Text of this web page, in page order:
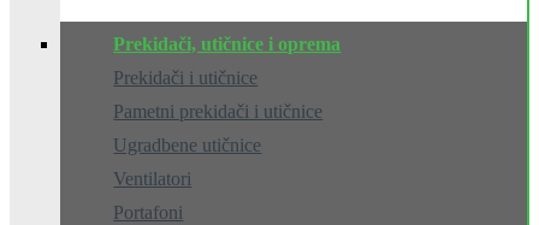
Prekidači, utičnice i oprema
Prekidači i utičnice
Pametni prekidači i utičnice
Ugradbene utičnice
Ventilatori
Portafoni